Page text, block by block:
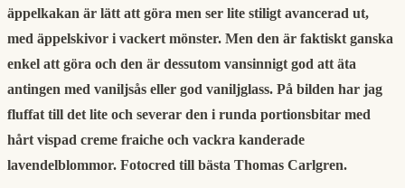
äppelkakan är lätt att göra men ser lite stiligt avancerad ut,
med äppelskivor i vackert mönster. Men den är faktiskt ganska
enkel att göra och den är dessutom vansinnigt god att äta
antingen med vaniljsås eller god vaniljglass. På bilden har jag
fluffat till det lite och severar den i runda portionsbitar med
hårt vispad creme fraiche och vackra kanderade
lavendelblommor. Fotocred till bästa Thomas Carlgren.